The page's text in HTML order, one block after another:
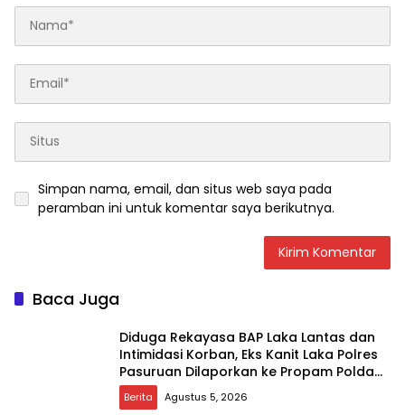
Simpan nama, email, dan situs web saya pada
peramban ini untuk komentar saya berikutnya.
Baca Juga
Diduga Rekayasa BAP Laka Lantas dan
Intimidasi Korban, Eks Kanit Laka Polres
Pasuruan Dilaporkan ke Propam Polda
Jatim
Berita Agustus 5, 2026